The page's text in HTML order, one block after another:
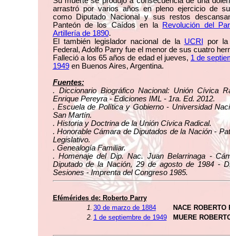
arrastró por varios años en pleno ejercicio de
como Diputado Nacional y sus restos
Panteón de los Caídos en la
Revolución del
Artillería de 1890.
El también legislador nacional de la UCRI
por la
Federal, Adolfo Parry fue el menor de sus cuatro
Falleció a los 65 años de edad el jueves, 1 de
1949en Buenos Aires, Argentina.
Fuentes:
. Diccionario Biográfico Nacional: Unión Cívica
Enrique Pereyra - Ediciones IML - 1ra. Ed. 2012.
. Escuela de Política y Gobierno - Universidad
San Martín.
. Historia y Doctrina de la Unión Cívica Radical.
. Honorable Cámara de Diputados de la Nación -
Legislativo.
. Genealogía Familiar.
. Homenaje del Dip. Nac. Juan Belarrinaga -
Diputado de la Nación, 29 de agosto de 1984 -
Sesiones - Imprenta del Congreso 1985.
Efémérides de: Roberto Parry
1. 30 de marzo de 1884
NACE ROBERTO
2. 1 de septiembre de 1949 MUERE